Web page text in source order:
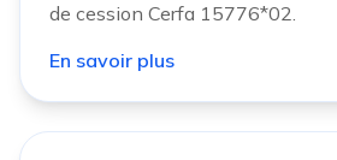
de cession Cerfa 15776*02.
En savoir plus